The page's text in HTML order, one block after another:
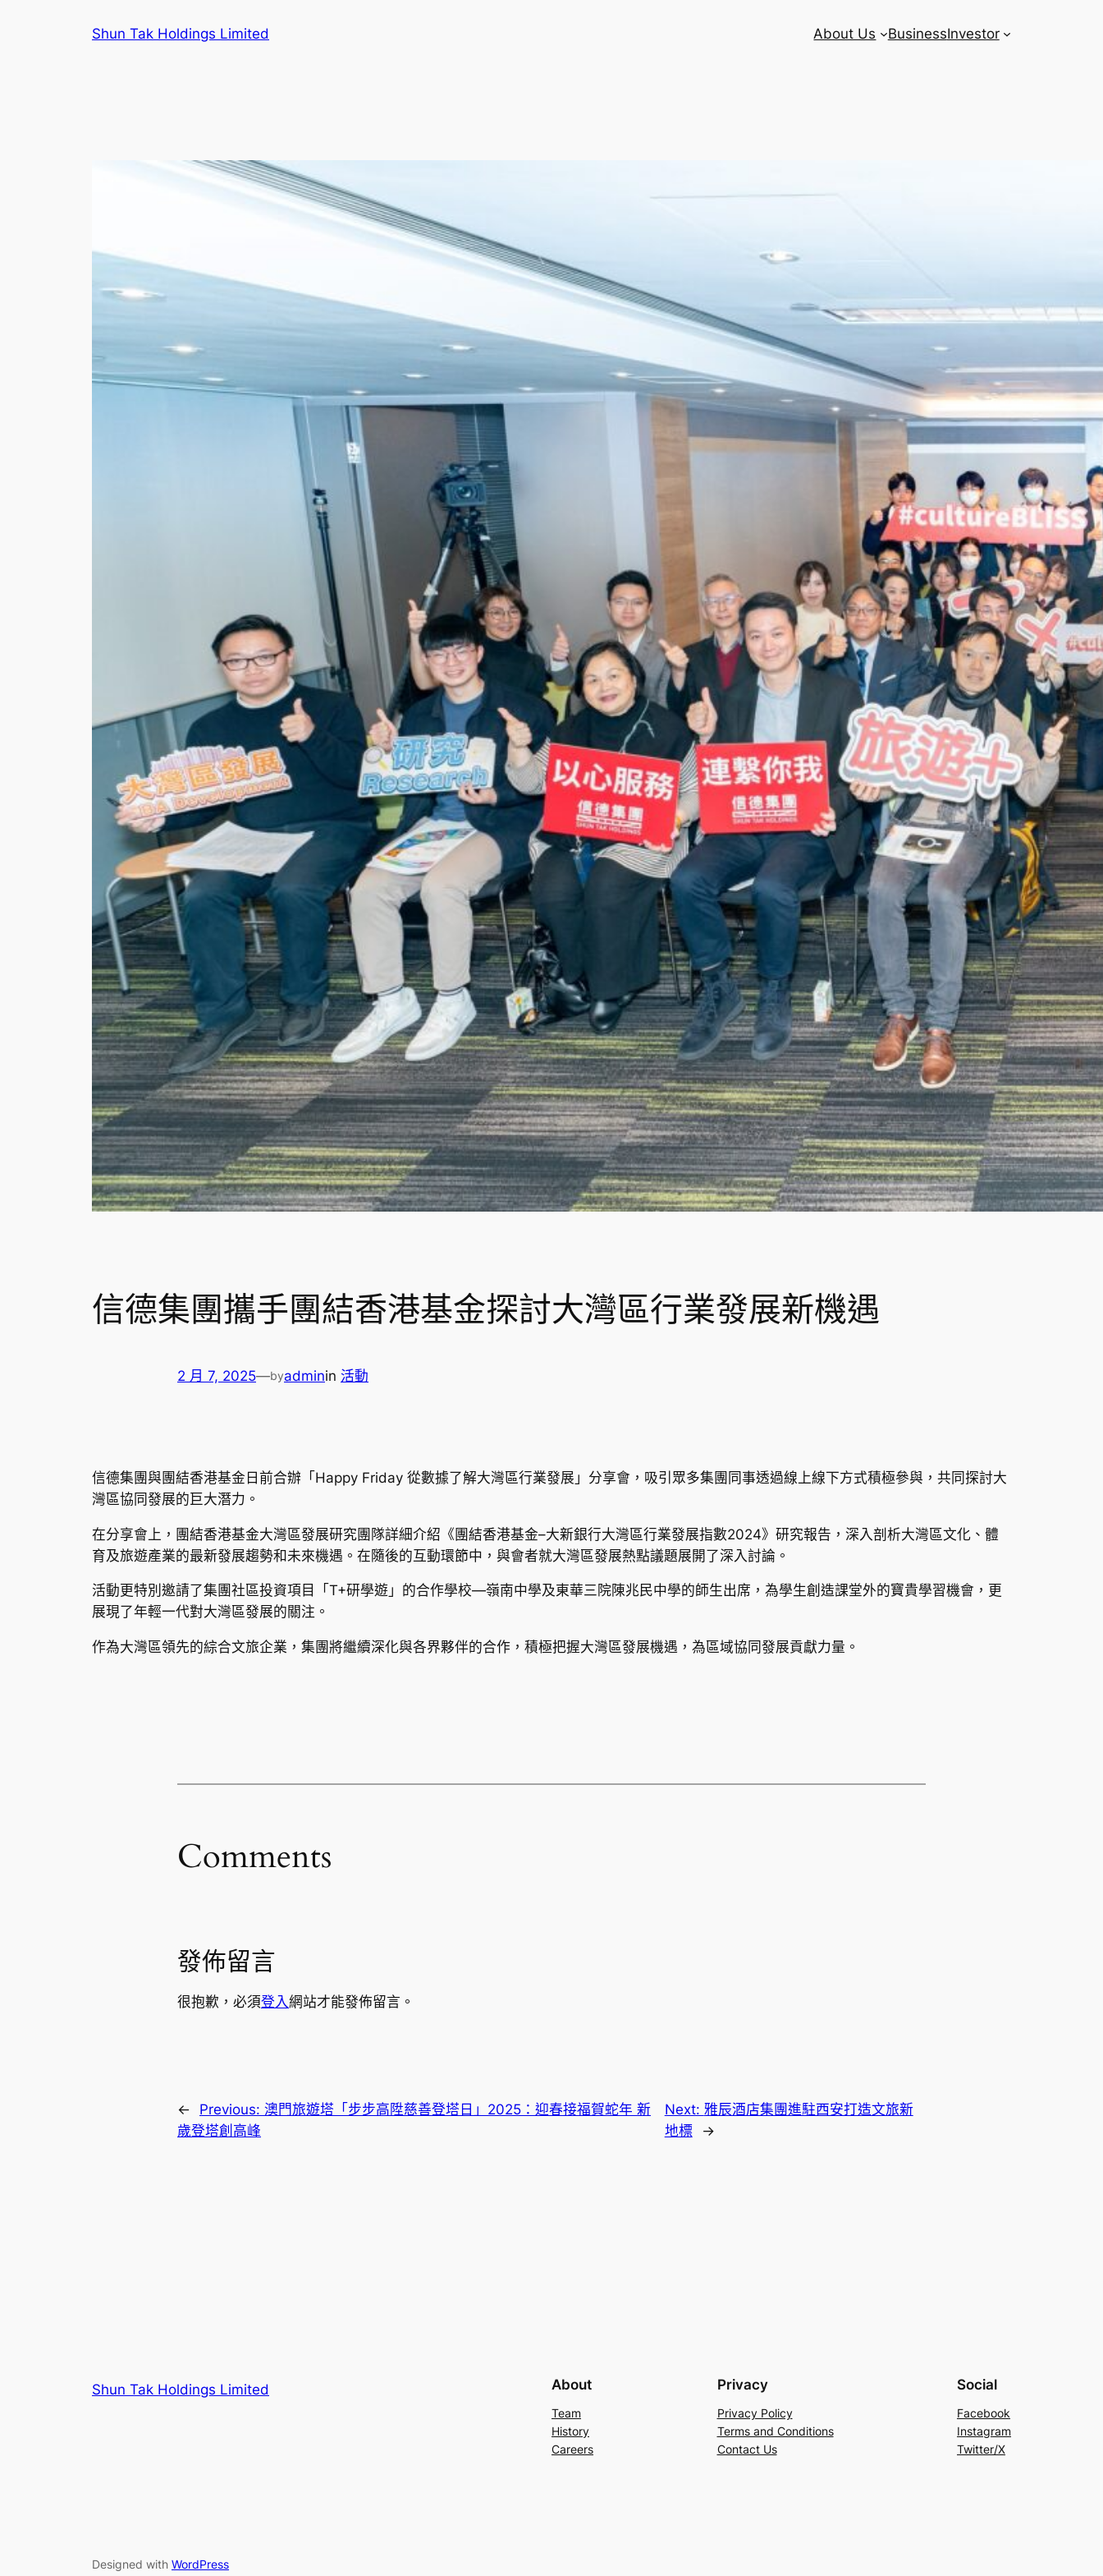
Shun Tak Holdings Limited About Us BusinessInvestor
信德集團攜手團結香港基金探討大灣區行業發展新機遇
2 月 7, 2025—byadminin 活動
信德集團與團結香港基金日前合辦「Happy Friday 從數據了解大灣區行業發展」分享會，吸引眾多集團同事透過線上線下方式積極參與，共同探討大
灣區協同發展的巨大潛力。
在分享會上，團結香港基金大灣區發展研究團隊詳細介紹《團結香港基金–大新銀行大灣區行業發展指數2024》研究報告，深入剖析大灣區文化、體
育及旅遊產業的最新發展趨勢和未來機遇。在隨後的互動環節中，與會者就大灣區發展熱點議題展開了深入討論。
活動更特別邀請了集團社區投資項目「T+研學遊」的合作學校—嶺南中學及東華三院陳兆民中學的師生出席，為學生創造課堂外的寶貴學習機會，更
展現了年輕一代對大灣區發展的關注。
作為大灣區領先的綜合文旅企業，集團將繼續深化與各界夥伴的合作，積極把握大灣區發展機遇，為區域協同發展貢獻力量。
Comments
發佈留言
很抱歉，必須登入網站才能發佈留言。
← Previous: 澳門旅遊塔「步步高陞慈善登塔日」2025：迎春接福賀蛇年 新
歲登塔創高峰
Next: 雅辰酒店集團進駐西安打造文旅新
地標
→
Shun Tak Holdings Limited About
Team
History
Careers
Privacy
Privacy Policy
Terms and Conditions
Contact Us
Social
Facebook
Instagram
Twitter/X
Designed with WordPress